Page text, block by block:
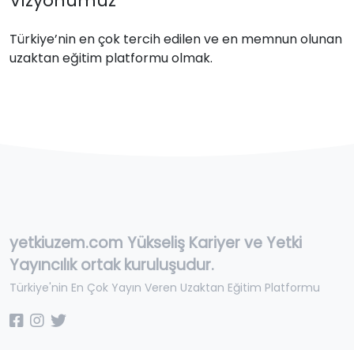
Türkiye’nin en çok tercih edilen ve en memnun olunan
uzaktan eğitim platformu olmak.
yetkiuzem.com Yükseliş Kariyer ve Yetki
Yayıncılık ortak kuruluşudur.
Türkiye'nin En Çok Yayın Veren Uzaktan Eğitim Platformu